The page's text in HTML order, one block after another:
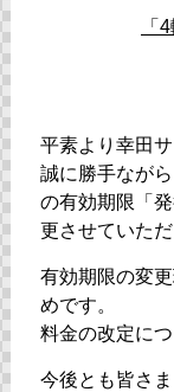
「
平素より幸田
誠に勝手なが
の有効期限「
更させていた
有効期限の変
めです。
料金の改定に
今後とも皆さ